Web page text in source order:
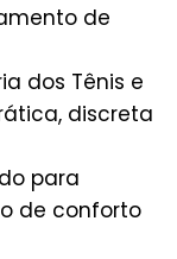
de
dos Tênis e
discreta
para
de conforto